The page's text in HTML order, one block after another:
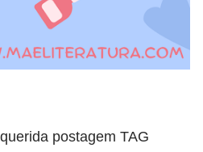
postagem TAG